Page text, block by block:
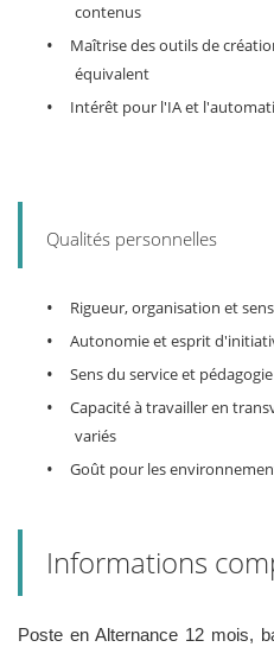
contenus
•
Maîtrise des outils de
équivalent
• Intérêt pour l'IA et
Qualités personnelles
• Rigueur, organisation et
• Autonomie et esprit
• Sens du service et pédagogie
•
Capacité à travailler en
variés
• Goût pour les
Informations
Poste en Alternance 12 mois,